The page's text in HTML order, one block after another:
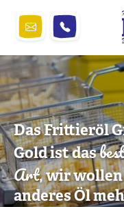
Das Frittieröl
Gold ist das
Art, wir
anderes Öl